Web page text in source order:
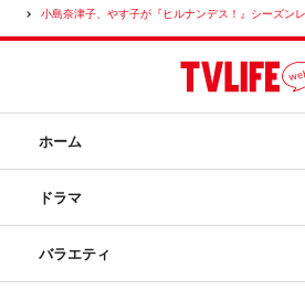
小島奈津子、やす子が『ヒルナンデス！』シーズン
ホーム
ドラマ
バラエティ